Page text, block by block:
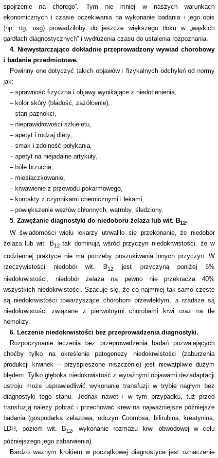
spojrzenie na chorego”. Tym nie mniej w naszych warunkach
ekonomicznych i czasie oczekiwania na wykonanie badania i jego opis
(np. rtg, usg) prowadziłoby do jeszcze większego tłoku w „wąskich
gardłach diagnostycznych” i wydłużenia czasu do ustalenia rozpoznania.
4. Niewystarczająco dokładnie przeprowadzony wywiad chorobowy
i badanie przedmiotowe.
Powinny one dotyczyć takich objawów i fizykalnych odchyleń od normy
jak:
– sprawność fizyczna i objawy wynikające z niedotlenienia,
– kolor skóry (bladość, zażółcenie),
– stan paznokci,
– nieprawidłowości szkieletu,
– apetyt i rodzaj diety,
– smak i zdolność połykania,
– apetyt na niejadalne artykuły,
– bóle brzucha,
– miesiączkowanie,
– krwawienie z przewodu pokarmowego,
– kontakty z czynnikami chemicznymi i lekami,
– powiększenie węzłów chłonnych, wątroby, śledziony.
5. Zawężanie diagnostyki do niedoboru żelaza lub wit. B12.
W świadomości wielu lekarzy utrwaliło się przekonanie, że niedobór
żelaza lub wit. B12 tak dominują wśród przyczyn niedokrwistości, że w
codziennej praktyce nie ma potrzeby poszukiwania innych przyczyn. W
rzeczywistości niedobór wit. B12
jest przyczyną poniżej 5%
niedokrwistości, niedobór żelaza na pewno nie przekracza 40%
wszystkich niedokrwistości. Szacuje się, że co najmniej tak samo częste
są niedokrwistości towarzyszące chorobom przewlekłym, a rzadsze są
niedokrwistości związane z pierwotnymi chorobami krwi oraz na tle
hemolizy.
6. Leczenie niedokrwistości bez przeprowadzenia diagnostyki.
Rozpoczynanie leczenia bez przeprowadzenia badań pozwalających
choćby tylko na określenie patogenezy niedokrwistości (zaburzenia
produkcji krwinek – przyspieszone niszczenie) jest niewątpliwie dużym
błędem. Tylko głęboka niedokrwistość z wyraźnymi objawami dezadaptacji
ustroju może usprawiedliwić wykonanie transfuzji w trybie nagłym bez
diagnostyki tego stanu. Jednak nawet i w tym przypadku, tuż przed
transfuzją należy pobrać i przechować krew na najważniejsze późniejsze
badania (gospodarka żelazowa, odczyn Coombsa, bilirubina, kreatynina,
LDH, poziom wit. B12, wykonanie rozmazu krwi obwodowej w celu
późniejszego jego zabarwienia).
Bardzo ważnym krokiem w początkowej diagnostyce jest oznaczenie